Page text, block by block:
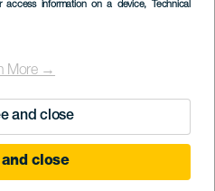
access information on a device, Technical
More →
and close
close